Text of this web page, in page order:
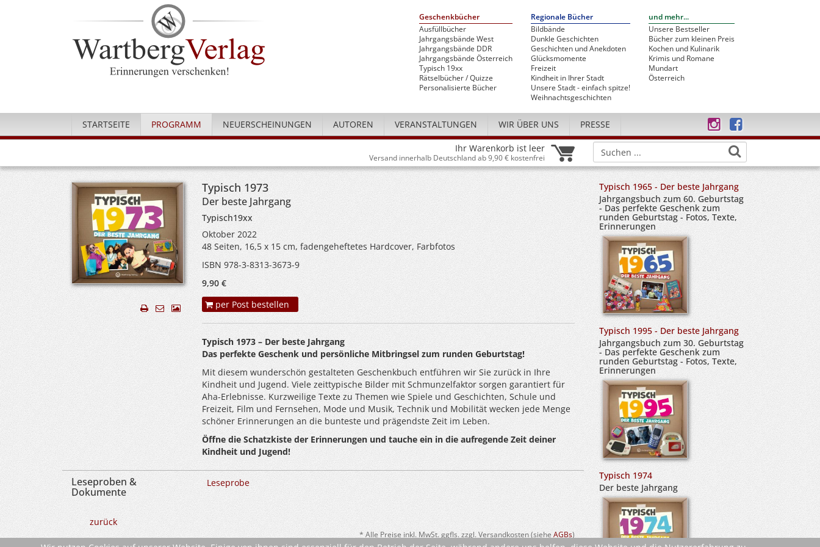
Geschenkbücher
Ausfüllbücher
Jahrgangsbände West
Jahrgangsbände DDR
Jahrgangsbände Österreich
Typisch 19xx
Rätselbücher / Quizze
Personalisierte Bücher
Regionale Bücher
Bildbände
Dunkle Geschichten
Geschichten und Anekdoten
Glücksmomente
Freizeit
Kindheit in Ihrer Stadt
Unsere Stadt - einfach spitze!
Weihnachtsgeschichten
und mehr...
Unsere Bestseller
Bücher zum kleinen Preis
Kochen und Kulinarik
Krimis und Romane
Mundart
Österreich
STARTSEITE PROGRAMM NEUERSCHEINUNGEN AUTOREN VERANSTALTUNGEN WIR ÜBER UNS PRESSE
Ihr Warenkorb ist leer
Versand innerhalb Deutschland ab 9,90 € kostenfrei
Typisch 1973
Der beste Jahrgang
Typisch19xx
Oktober 2022
48 Seiten, 16,5 x 15 cm, fadengeheftetes Hardcover, Farbfotos
ISBN 978-3-8313-3673-9
9,90 €
per Post bestellen
Typisch 1973 – Der beste Jahrgang
Das perfekte Geschenk und persönliche Mitbringsel zum runden Geburtstag!
Mit diesem wunderschön gestalteten Geschenkbuch entführen wir Sie zurück in Ihre
Kindheit und Jugend. Viele zeittypische Bilder mit Schmunzelfaktor sorgen garantiert für
Aha-Erlebnisse. Kurzweilige Texte zu Themen wie Spiele und Geschichten, Schule und
Freizeit, Film und Fernsehen, Mode und Musik, Technik und Mobilität wecken jede Menge
schöner Erinnerungen an die bunteste und prägendste Zeit im Leben.
Öffne die Schatzkiste der Erinnerungen und tauche ein in die aufregende Zeit deiner
Kindheit und Jugend!
Leseproben &
Dokumente
Leseprobe
zurück
* Alle Preise inkl. MwSt. ggfls. zzgl. Versandkosten (siehe AGBs)
Typisch 1965 - Der beste Jahrgang
Jahrgangsbuch zum 60. Geburtstag
- Das perfekte Geschenk zum
runden Geburtstag - Fotos, Texte,
Erinnerungen
Typisch 1995 - Der beste Jahrgang
Jahrgangsbuch zum 30. Geburtstag
- Das perfekte Geschenk zum
runden Geburtstag - Fotos, Texte,
Erinnerungen
Typisch 1974
Der beste Jahrgang